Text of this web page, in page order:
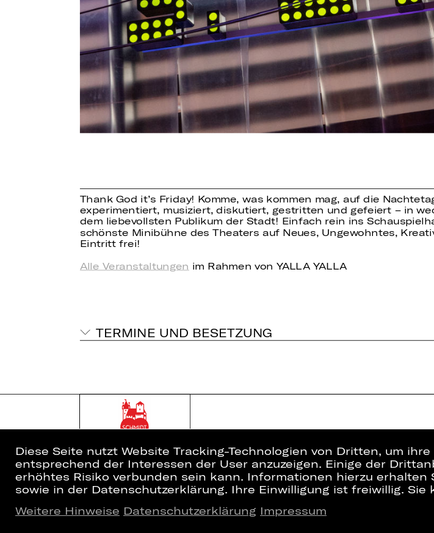
Thank God it’s Friday! Komme, was kommen mag, auf die
experimentiert, musiziert, diskutiert, gestritten und gefeiert – in
dem liebevollsten Publikum der Stadt! Einfach rein ins
schönste Minibühne des Theaters auf Neues, Ungewohntes,
Eintritt frei!
Alle Veranstaltungen im Rahmen von YALLA YALLA
TERMINE UND BESETZUNG
Home
Newsletter
Diese Seite nutzt Website Tracking-Technologien von Dritten, um
entsprechend der Interessen der User anzuzeigen. Einige der
erhöhtes Risiko verbunden sein kann. Informationen hierzu
sowie in der Datenschutzerklärung. Ihre Einwilligung ist freiwillig.
Weitere Hinweise Datenschutzerklärung Impressum